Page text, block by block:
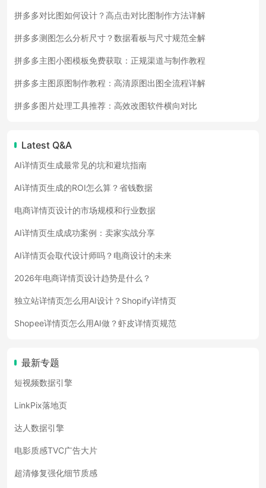
拼多多对比图如何设计？高点击对比图制作方法详解
拼多多测图怎么分析尺寸？数据看板与尺寸规范全解
拼多多主图小图模板免费获取：正规渠道与制作教程
拼多多主图原图制作教程：高清原图出图全流程详解
拼多多图片处理工具推荐：高效改图软件横向对比
Latest Q&A
AI详情页生成最常见的坑和避坑指南
AI详情页生成的ROI怎么算？省钱数据
电商详情页设计的市场规模和行业数据
AI详情页生成成功案例：卖家实战分享
AI详情页会取代设计师吗？电商设计的未来
2026年电商详情页设计趋势是什么？
独立站详情页怎么用AI设计？Shopify详情页
Shopee详情页怎么用AI做？虾皮详情页规范
最新专题
短视频数据引擎
LinkPix落地页
达人数据引擎
电影质感TVC广告大片
超清修复强化细节质感